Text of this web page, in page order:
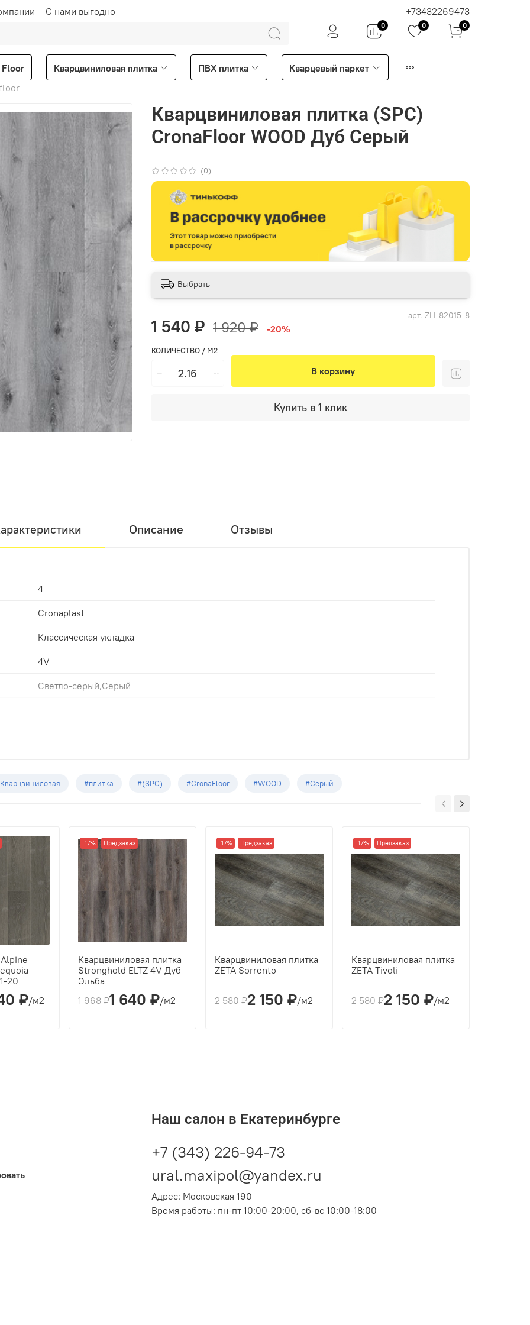
С нами выгодно +73432269473
0 0 0
Floor Кварцвиниловая плитка ПВХ плитка
Кварцевый паркет
(0)
арт. ZH-82015-8
Кварцвиниловая плитка (SPC)
CronaFloor WOOD Дуб Серый
1 540 ₽ 1 920 ₽ -20%
КОЛИЧЕСТВО / М2
В корзину
Купить в 1 клик
Выбрать
Описание Отзывы
4
Cronaplast
Классическая укладка
4V
Светло-серый,Серый
1200х180х4.0мм
#плитка #(SPC) #CronaFloor #WOOD #Серый
20
₽/м2
-17% Предзаказ
Кварцвиниловая плитка
Stronghold ELTZ 4V Дуб
Эльба
1 968 ₽1 640 ₽/м2
-17% Предзаказ
Кварцвиниловая плитка
ZETA Sorrento
2 580 ₽2 150 ₽/м2
-17% Предзаказ
Кварцвиниловая плитка
ZETA Tivoli
2 580 ₽2 150 ₽/м2
Наш салон в Екатеринбурге
+7 (343) 226-94-73
ural.maxipol@yandex.ru
Адрес: Московская 190
Время работы: пн-пт 10:00-20:00, сб-вс 10:00-18:00